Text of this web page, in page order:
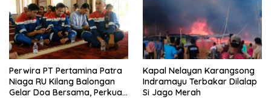
Perwira PT Pertamina Patra
Niaga RU Kilang Balongan
Gelar Doa Bersama, Perkuat
Kapal Nelayan Karangsong
Indramayu Terbakar Dilalap
Si Jago Merah